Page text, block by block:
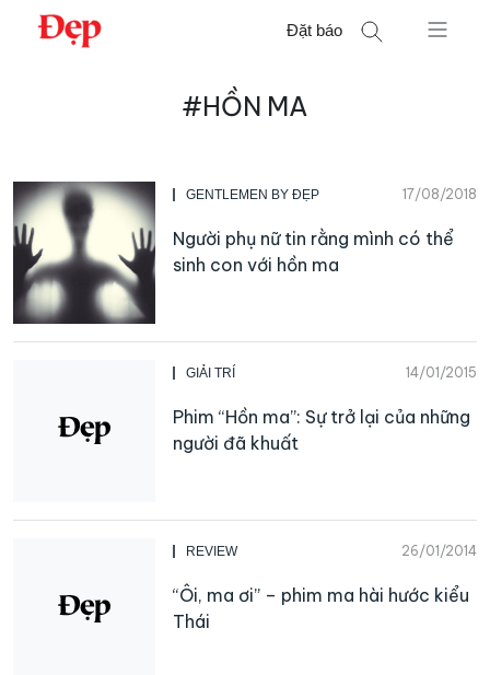
Chuyển
Đặt báo
#HỒN MA
GENTLEMEN BY ĐẸP 17/08/2018
Người phụ nữ tin rằng mình có thể
sinh con với hồn ma
GIẢI TRÍ 14/01/2015
Phim “Hồn ma”: Sự trở lại của những
người đã khuất
REVIEW 26/01/2014
“Ôi, ma ơi” – phim ma hài hước kiểu
Thái